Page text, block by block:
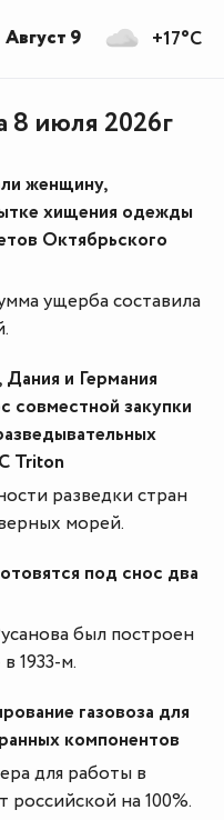
8 июля 2026г
женщину,
хищения одежды
Октябрьского
ущерба составила
и Германия
совместной закупки
Triton
разведки стран
морей.
под снос два
был построен
1933-м.
газовоза для
компонентов
для работы в
на 100%.
+17°C
Август 9